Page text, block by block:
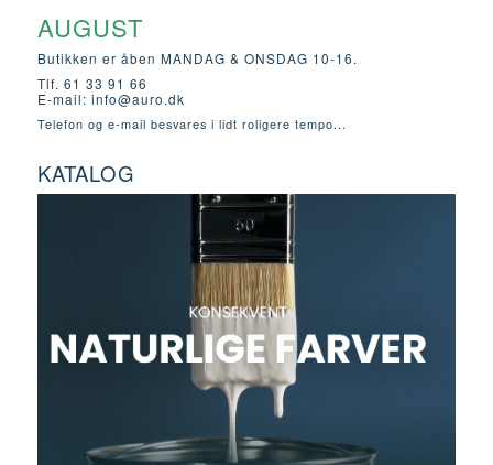
AUGUST
Butikken er åben MANDAG & ONSDAG 10-16.
Tlf. 61 33 91 66
E-mail: info@auro.dk
Telefon og e-mail besvares i lidt roligere tempo...
KATALOG